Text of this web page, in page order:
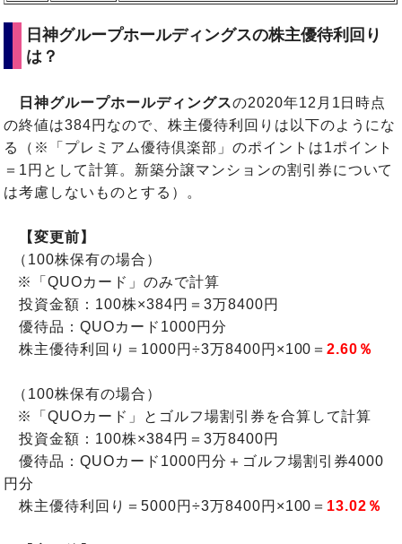
日神グループホールディングスの株主優待利回り
は？
日神グループホールディングスの2020年12月1日時点
の終値は384円なので、株主優待利回りは以下のようにな
る（※「プレミアム優待倶楽部」のポイントは1ポイント
＝1円として計算。新築分譲マンションの割引券について
は考慮しないものとする）。
【変更前】
（100株保有の場合）
※「QUOカード」のみで計算
投資金額：100株×384円＝3万8400円
優待品：QUOカード1000円分
株主優待利回り＝1000円÷3万8400円×100＝2.60％
（100株保有の場合）
※「QUOカード」とゴルフ場割引券を合算して計算
投資金額：100株×384円＝3万8400円
優待品：QUOカード1000円分＋ゴルフ場割引券4000
円分
株主優待利回り＝5000円÷3万8400円×100＝ 13.02％